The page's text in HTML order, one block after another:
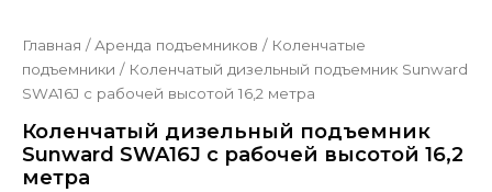
Главная / Аренда подъемников / Коленчатые
подъемники / Коленчатый дизельный подъемник Sunward
SWA16J с рабочей высотой 16,2 метра
Коленчатый дизельный подъемник
Sunward SWA16J с рабочей высотой 16,2
метра